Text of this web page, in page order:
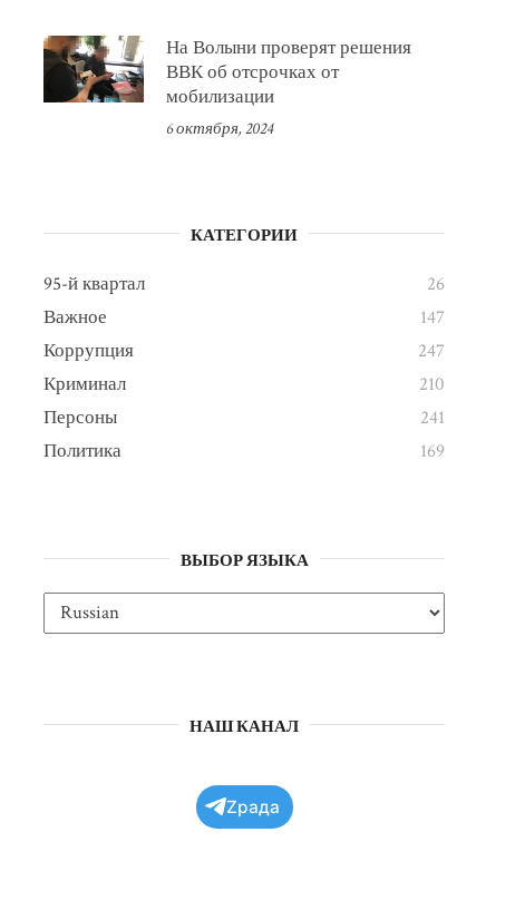
На Волыни проверят решения
ВВК об отсрочках от
мобилизации
6 октября, 2024
КАТЕГОРИИ
95-й квартал
26
Важное
147
Коррупция
247
Криминал
210
Персоны
241
Политика
169
ВЫБОР ЯЗЫКА
НАШ КАНАЛ
Zрада